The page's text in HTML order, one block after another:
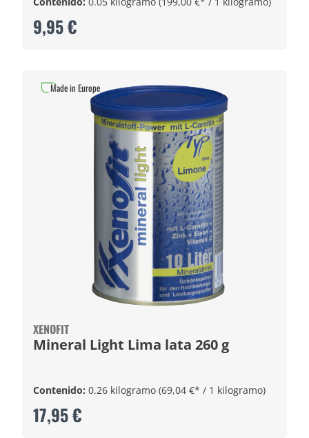
9,95 €
XENOFIT
Mineral Light Lima lata 260 g
Contenido: 0.26 kilogramo (69,04 €* / 1 kilogramo)
17,95 €
Made in Europe